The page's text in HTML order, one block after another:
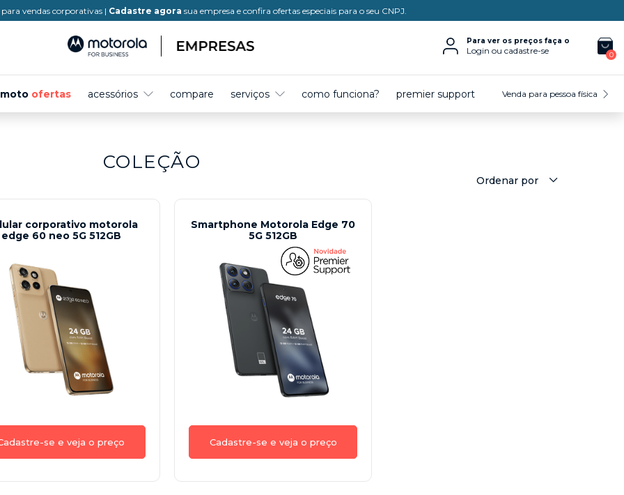
para vendas corporativas | Cadastre agora sua empresa e confira ofertas especiais para o seu CNPJ.
Para ver os preços faça o
Login ou cadastre-se 0
moto ofertas acessórios compare serviços como funciona? premier support Venda para pessoa física
COLEÇÃO
Ordenar por
corporativo motorola
edge 60 neo 5G 512GB
se e veja o preço
Smartphone Motorola Edge 70
5G 512GB
Cadastre-se e veja o preço